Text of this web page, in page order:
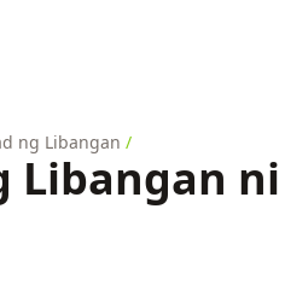
ng Libangan /
Libangan